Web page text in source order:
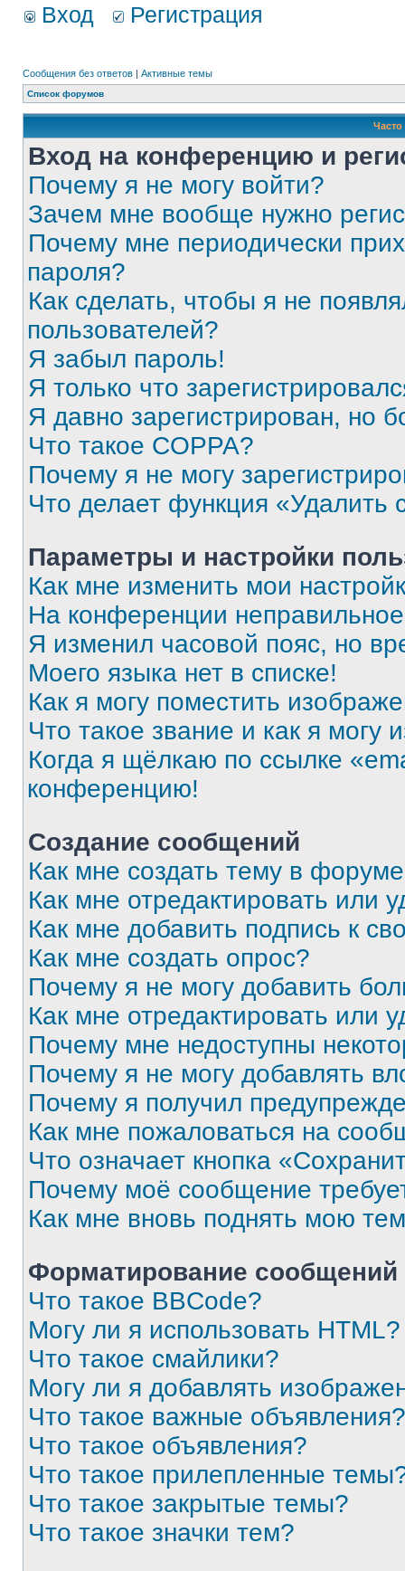
Вход Регистрация
Сообщения без ответов | Активные темы
Список форумов
Вход на конференцию и
Почему я не могу войти?
Зачем мне вообще нужно
Почему мне периодически
пароля?
Как сделать, чтобы я не
пользователей?
Я забыл пароль!
Я только что
Я давно зарегистрирован, но
Что такое COPPA?
Почему я не могу
Что делает функция «Удалить
Параметры и настройки
Как мне изменить мои
На конференции
Я изменил часовой пояс, но
Моего языка нет в списке!
Как я могу поместить
Что такое звание и как я могу
Когда я щёлкаю по ссылке
конференцию!
Создание сообщений
Как мне создать тему в
Как мне отредактировать или
Как мне добавить подпись к
Как мне создать опрос?
Почему я не могу добавить
Как мне отредактировать или
Почему мне недоступны
Почему я не могу добавлять
Почему я получил
Как мне пожаловаться на
Что означает кнопка
Почему моё сообщение
Как мне вновь поднять мою
Форматирование
Что такое BBCode?
Могу ли я использовать HTML?
Что такое смайлики?
Могу ли я добавлять
Что такое важные объявления?
Что такое объявления?
Что такое прилепленные
Что такое закрытые темы?
Что такое значки тем?